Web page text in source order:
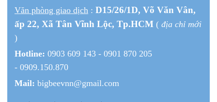
Văn phòng giao dịch : D15/26/1D, Võ Văn Vân,
ấp 22, Xã Tân Vĩnh Lộc, Tp.HCM ( địa chỉ mới
)
Hotline: 0903 609 143 - 0901 870 205
- 0909.150.870
Mail: bigbeevnn@gmail.com